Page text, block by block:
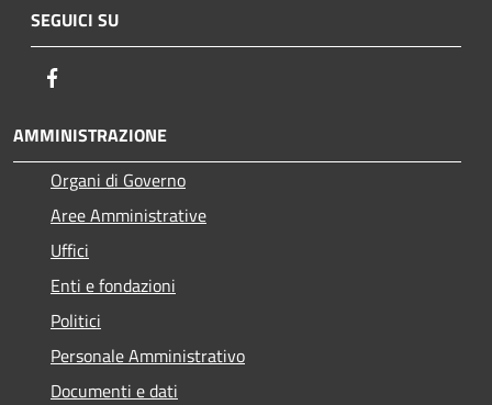
SEGUICI SU
AMMINISTRAZIONE
Organi di Governo
Aree Amministrative
Uffici
Enti e fondazioni
Politici
Personale Amministrativo
Documenti e dati